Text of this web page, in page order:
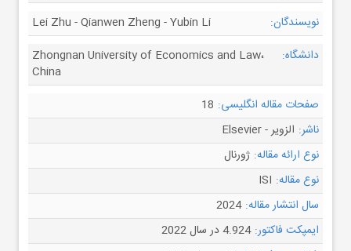
نویسندگان:
Lei Zhu - Qianwen Zheng - Yubin Li
دانشگاه:
Zhongnan University of Economics and Law،
China
صفحات مقاله انگلیسی: 18
ناشر: الزویر - Elsevier
نوع ارائه مقاله: ژورنال
نوع مقاله: ISI
سال انتشار مقاله: 2024
ایمپکت فاکتور: 4.924 در سال 2022